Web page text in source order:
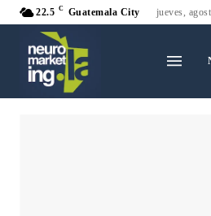
22.5 C Guatemala City jueves,